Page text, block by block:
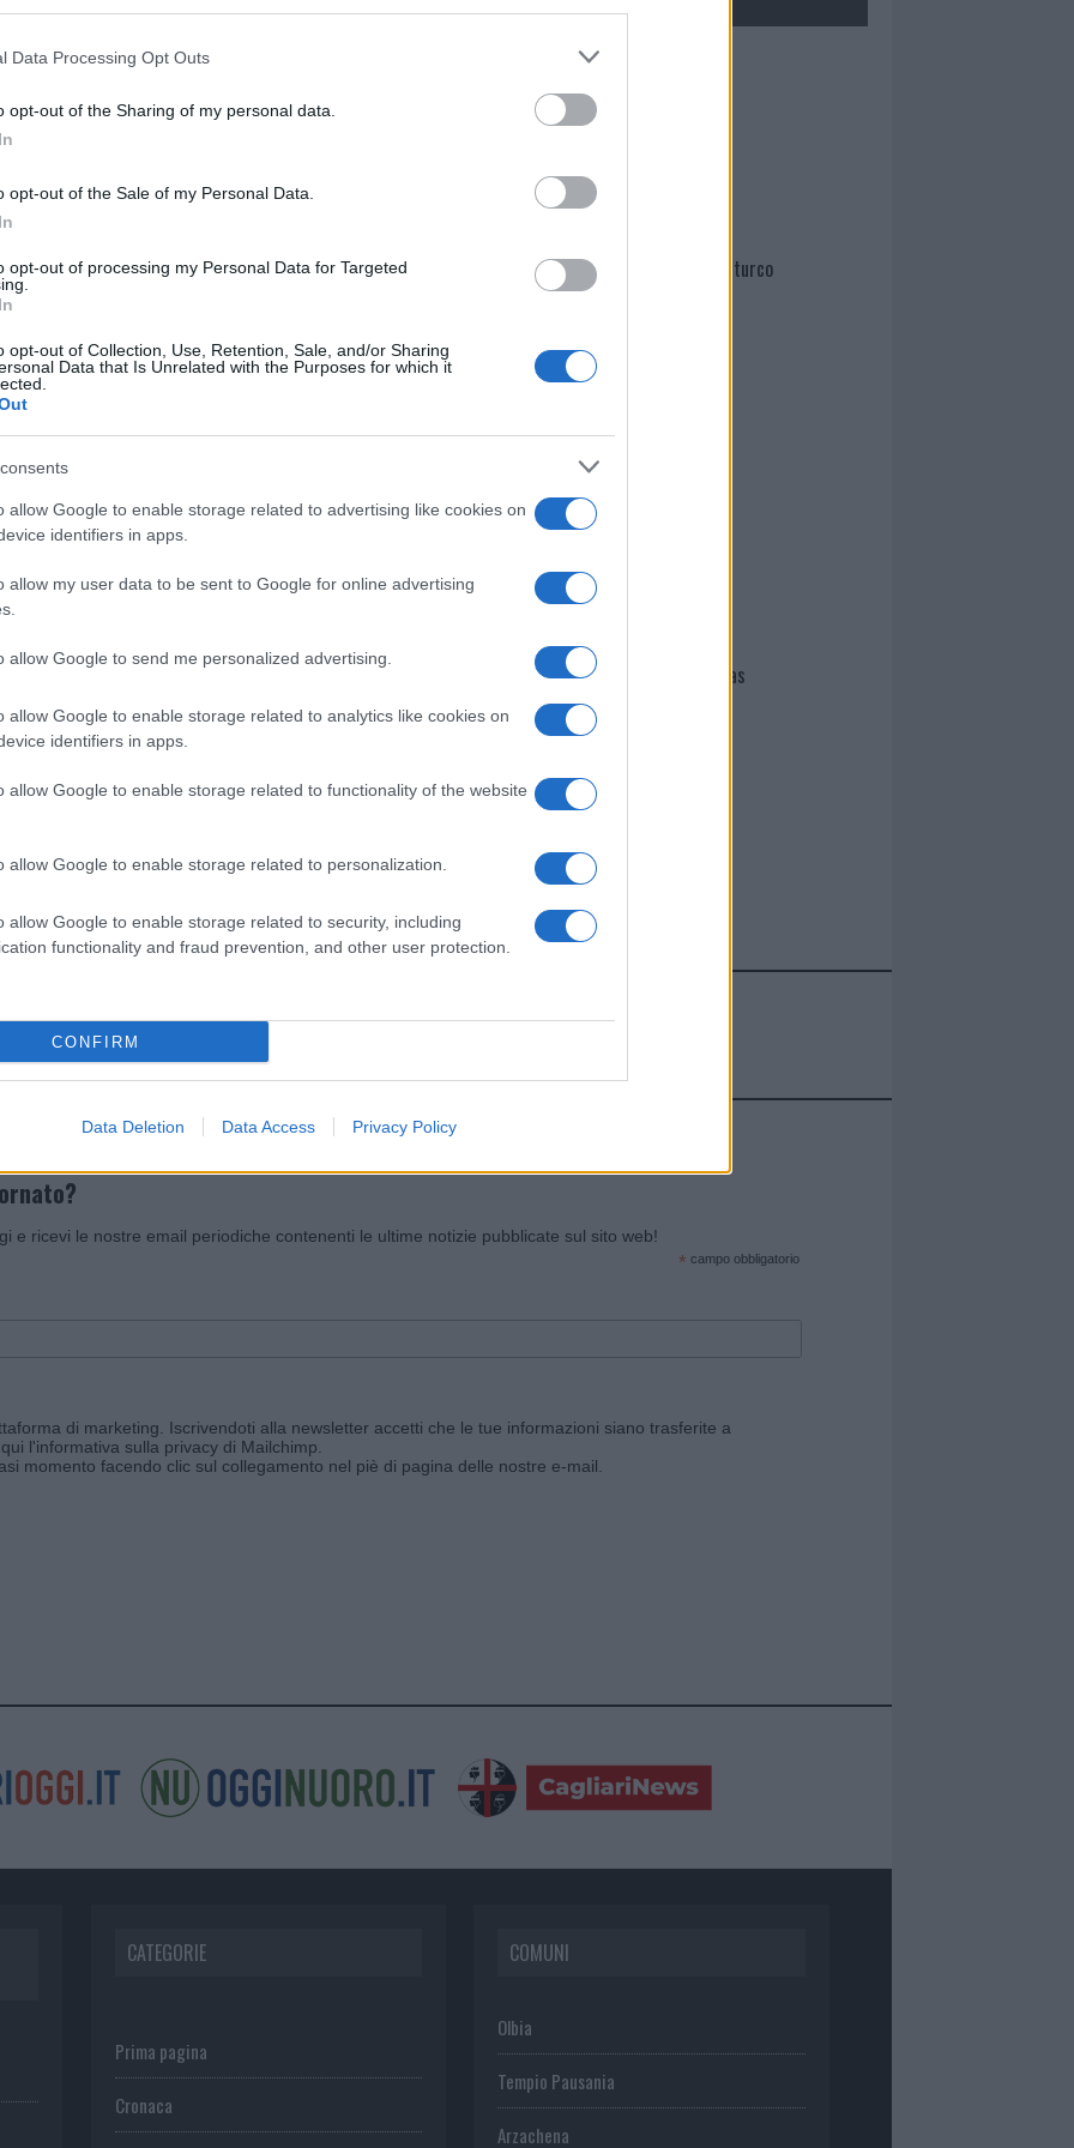
Data Processing Opt Outs
opt-out of the Sharing of my personal data.
opt-out of the Sale of my Personal Data.
opt-out of processing my Personal Data for Targeted
opt-out of Collection, Use, Retention, Sale, and/or Sharing
Data that Is Unrelated with the Purposes for which it
allow Google to enable storage related to advertising like cookies on
identifiers in apps.
allow my user data to be sent to Google for online advertising
allow Google to send me personalized advertising.
allow Google to enable storage related to analytics like cookies on
identifiers in apps.
allow Google to enable storage related to functionality of the website
allow Google to enable storage related to personalization.
allow Google to enable storage related to security, including
functionality and fraud prevention, and other user protection.
CONFIRM
Data Deletion Data Access Privacy Policy
nella sezione
Aranci Zona Rossa
di GalluraOggi.it
i tuoi video e le tue foto
+39 345 356 7512
news daGoogle News
Prossimo articolo
Mario Malu
Martina Agostina Diturco
I nostri cari
I nostri cari
I nostri cari
Giovannimaria Cabras
Invia un Comunicato Stampa
e ricevi le nostre email periodiche contenenti le ultime notizie pubblicate sul sito web!
* campo obbligatorio
di marketing. Iscrivendoti alla newsletter accetti che le tue informazioni siano trasferite a
l'informativa sulla privacy di Mailchimp
momento facendo clic sul collegamento nel piè di pagina delle nostre e-mail.
CATEGORIE
Prima pagina
Cronaca
COMUNI
Olbia
Tempio Pausania
Arzachena